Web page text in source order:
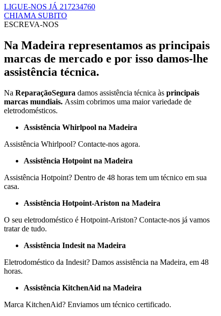
LIGUE-NOS JÁ 217234760
CHIAMA SUBITO
ESCREVA-NOS
Na Madeira representamos as principais
marcas de mercado e por isso damos-lhe
assistência técnica.
Na ReparaçãoSegura damos assistência técnica às principais
marcas mundiais. Assim cobrimos uma maior variedade de
eletrodomésticos.
Assistência Whirlpool na Madeira
Assistência Whirlpool? Contacte-nos agora.
Assistência Hotpoint na Madeira
Assistência Hotpoint? Dentro de 48 horas tem um técnico em sua
casa.
Assistência Hotpoint-Ariston na Madeira
O seu eletrodoméstico é Hotpoint-Ariston? Contacte-nos já vamos
tratar de tudo.
Assistência Indesit na Madeira
Eletrodoméstico da Indesit? Damos assistência na Madeira, em 48
horas.
Assistência KitchenAid na Madeira
Marca KitchenAid? Enviamos um técnico certificado.